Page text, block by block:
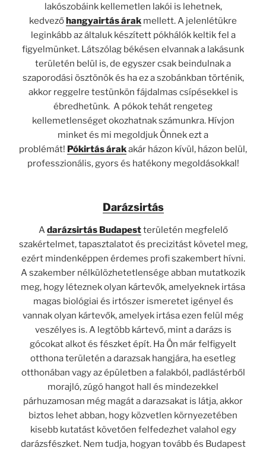
lakószobáink kellemetlen lakói is lehetnek,
kedvezőhangyairtás árak mellett. A jelenlétükre
leginkább az általuk készített pókhálók keltik fel a
figyelmünket. Látszólag békésen elvannak a lakásunk
területén belül is, de egyszer csak beindulnak a
szaporodási ösztönök és ha ez a szobánkban történik,
akkor reggelre testünkön fájdalmas csípésekkel is
ébredhetünk. A pókok tehát rengeteg
kellemetlenséget okozhatnak számunkra. Hívjon
minket és mi megoldjuk Önnek ezt a
problémát! Pókirtás árakakár házon kívül, házon belül,
professzionális, gyors és hatékony megoldásokkal!
Darázsirtás
Adarázsirtás Budapestterületén megfelelő
szakértelmet, tapasztalatot és precizitást követel meg,
ezért mindenképpen érdemes profi szakembert hívni.
A szakember nélkülözhetetlensége abban mutatkozik
meg, hogy léteznek olyan kártevők, amelyeknek irtása
magas biológiai és irtószer ismeretet igényel és
vannak olyan kártevők, amelyek irtása ezen felül még
veszélyes is. A legtöbb kártevő, mint a darázs is
gócokat alkot és fészket épít. Ha Ön már felfigyelt
otthona területén a darazsak hangjára, ha esetleg
otthonában vagy az épületben a falakból, padlástérből
morajló, zúgó hangot hall és mindezekkel
párhuzamosan még magát a darazsakat is látja, akkor
biztos lehet abban, hogy közvetlen környezetében
kisebb kutatást követően felfedezhet valahol egy
darázsfészket. Nem tudja, hogyan tovább és Budapest